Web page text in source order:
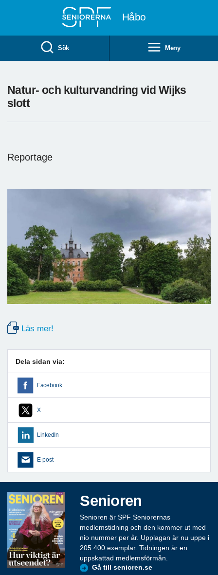
Håbo
Sök Meny
Natur- och kulturvandring vid Wijks
slott
Reportage
Läs mer!
Dela sidan via:
Facebook
X
LinkedIn
E-post
Senioren
Senioren är SPF Seniorernas
medlemstidning och den kommer ut med
nio nummer per år. Upplagan är nu uppe i
205 400 exemplar. Tidningen är en
uppskattad medlemsförmån.
Gå till senioren.se